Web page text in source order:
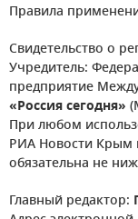
Правила
Свидетельство о
Учредитель:
предприятие
«Россия сегодня»
При любом
РИА Новости Крым
обязательна не
Главный редактор: